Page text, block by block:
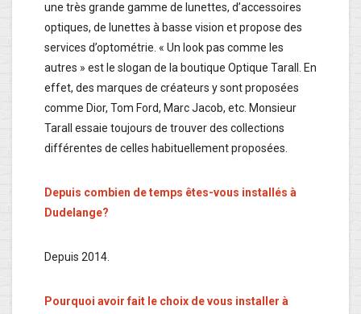
une très grande gamme de lunettes, d’accessoires
optiques, de lunettes à basse vision et propose des
services d’optométrie. « Un look pas comme les
autres » est le slogan de la boutique Optique Tarall. En
effet, des marques de créateurs y sont proposées
comme Dior, Tom Ford, Marc Jacob, etc. Monsieur
Tarall essaie toujours de trouver des collections
différentes de celles habituellement proposées.
Depuis combien de temps êtes-vous installés à
Dudelange?
Depuis 2014.
Pourquoi avoir fait le choix de vous installer à